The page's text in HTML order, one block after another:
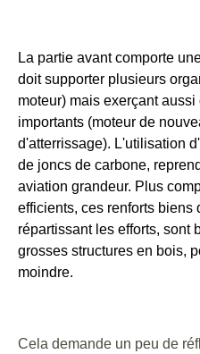
La partie avant comporte
doit supporter plusieurs
moteur) mais exerçant
importants (moteur de
d'atterrissage). L'utilisation
de joncs de carbone,
aviation grandeur. Plus
efficients, ces renforts biens
répartissant les efforts, sont
grosses structures en bois,
moindre.
Cela demande un peu de